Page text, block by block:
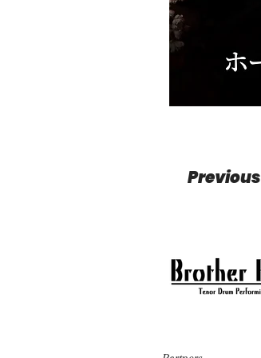
Previous